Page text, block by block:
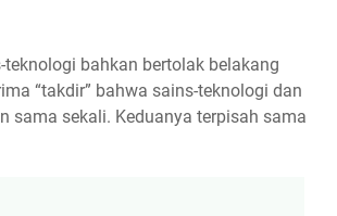
bahkan bertolak belakang
“takdir” bahwa sains-teknologi dan
sama sekali. Keduanya terpisah sama